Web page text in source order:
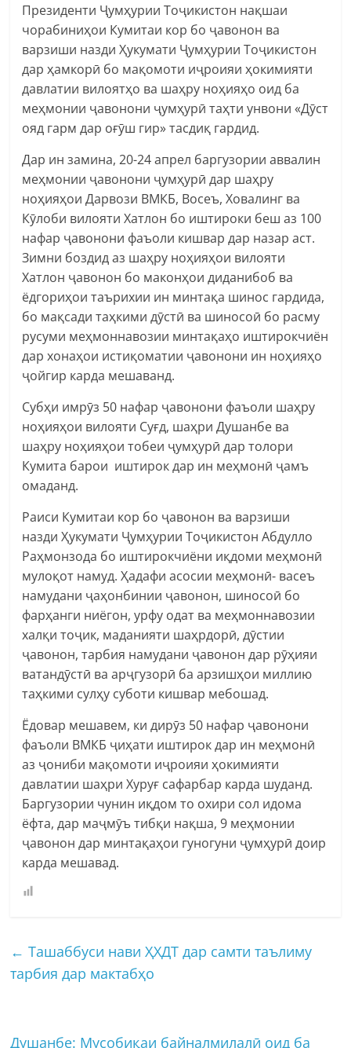
Президенти Ҷумҳурии Тоҷикистон нақшаи
чорабиниҳои Кумитаи кор бо ҷавонон ва
варзиши назди Ҳукумати Ҷумҳурии Тоҷикистон
дар ҳамкорӣ бо мақомоти иҷроияи ҳокимияти
давлатии вилоятҳо ва шаҳру ноҳияҳо оид ба
меҳмонии ҷавонони ҷумҳурӣ таҳти унвони «Дӯст
ояд гарм дар оғӯш гир» тасдиқ гардид.
Дар ин замина, 20-24 апрел баргузории аввалин
меҳмонии ҷавонони ҷумҳурӣ дар шаҳру
ноҳияҳои Дарвози ВМКБ, Восеъ, Ховалинг ва
Кӯлоби вилояти Хатлон бо иштироки беш аз 100
нафар ҷавонони фаъоли кишвар дар назар аст.
Зимни боздид аз шаҳру ноҳияҳои вилояти
Хатлон ҷавонон бо маконҳои диданибоб ва
ёдгориҳои таърихии ин минтақа шинос гардида,
бо мақсади таҳкими дӯстӣ ва шиносоӣ бо расму
русуми меҳмоннавозии минтақаҳо иштирокчиён
дар хонаҳои истиқоматии ҷавонони ин ноҳияҳо
ҷойгир карда мешаванд.
Субҳи имрӯз 50 нафар ҷавонони фаъоли шаҳру
ноҳияҳои вилояти Суғд, шаҳри Душанбе ва
шаҳру ноҳияҳои тобеи ҷумҳурӣ дар толори
Кумита барои иштирок дар ин меҳмонӣ ҷамъ
омаданд.
Раиси Кумитаи кор бо ҷавонон ва варзиши
назди Ҳукумати Ҷумҳурии Тоҷикистон Абдулло
Раҳмонзода бо иштирокчиёни иқдоми меҳмонӣ
мулоқот намуд. Ҳадафи асосии меҳмонӣ- васеъ
намудани ҷаҳонбинии ҷавонон, шиносоӣ бо
фарҳанги ниёгон, урфу одат ва меҳмоннавозии
халқи тоҷик, маданияти шаҳрдорӣ, дӯстии
ҷавонон, тарбия намудани ҷавонон дар рӯҳияи
ватандӯстӣ ва арҷгузорӣ ба арзишҳои миллию
таҳкими сулҳу суботи кишвар мебошад.
Ёдовар мешавем, ки дирӯз 50 нафар ҷавонони
фаъоли ВМКБ ҷиҳати иштирок дар ин меҳмонӣ
аз ҷониби мақомоти иҷроияи ҳокимияти
давлатии шаҳри Хуруғ сафарбар карда шуданд.
Баргузории чунин иқдом то охири сол идома
ёфта, дар маҷмӯъ тибқи нақша, 9 меҳмонии
ҷавонон дар минтақаҳои гуногуни ҷумҳурӣ доир
карда мешавад.
← Ташаббуси нави ҲХДТ дар самти таълиму
тарбия дар мактабҳо
Душанбе: Мусобиқаи байналмилалӣ оид ба